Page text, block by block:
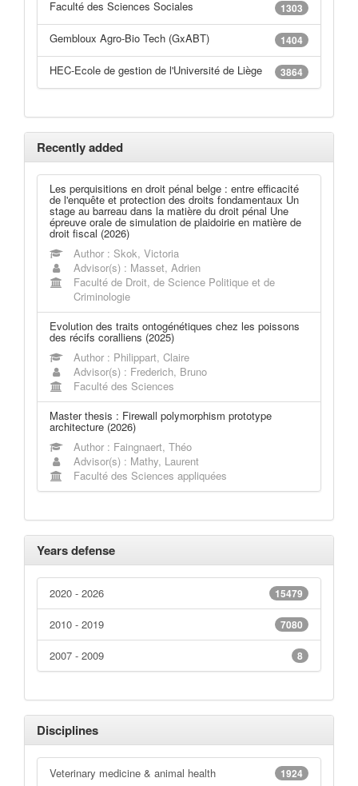
Faculté des Sciences Sociales 1303
Gembloux Agro-Bio Tech (GxABT) 1404
HEC-Ecole de gestion de l'Université de Liège 3864
Recently added
Les perquisitions en droit pénal belge : entre efficacité
de l'enquête et protection des droits fondamentaux Un
stage au barreau dans la matière du droit pénal Une
épreuve orale de simulation de plaidoirie en matière de
droit fiscal (2026)
Author : Skok, Victoria
Advisor(s) : Masset, Adrien
Faculté de Droit, de Science Politique et de
Criminologie
Evolution des traits ontogénétiques chez les poissons
des récifs coralliens (2025)
Author : Philippart, Claire
Advisor(s) : Frederich, Bruno
Faculté des Sciences
Master thesis : Firewall polymorphism prototype
architecture (2026)
Author : Faingnaert, Théo
Advisor(s) : Mathy, Laurent
Faculté des Sciences appliquées
Years defense
15479
2020 - 2026
7080
2010 - 2019
8
2007 - 2009
Disciplines
1924
Veterinary medicine & animal health